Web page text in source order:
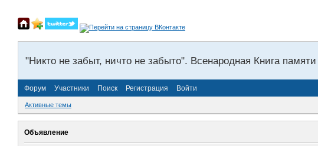
"Никто не забыт, ничто не забыто". Всенародная Книга
Форум Участники Поиск Регистрация Войти
Активные темы
Объявление